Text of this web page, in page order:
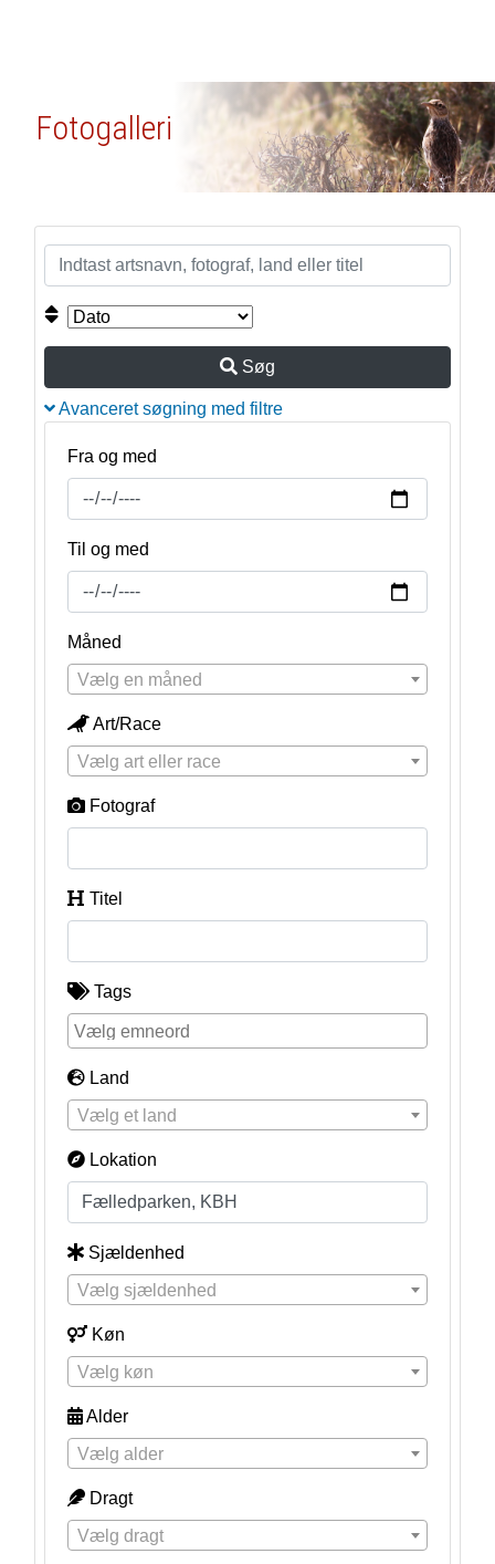
Fotogalleri
Søg
Avanceret søgning med filtre
Fra og med
Til og med
Måned
Vælg en måned
Art/Race
Vælg art eller race
Fotograf
Titel
Tags
Land
Vælg et land
Lokation
Sjældenhed
Vælg sjældenhed
Køn
Vælg køn
Alder
Vælg alder
Dragt
Vælg dragt